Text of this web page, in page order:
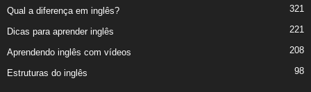
Qual a diferença em inglês? 321
Dicas para aprender inglês 221
Aprendendo inglês com vídeos 208
Estruturas do inglês 98